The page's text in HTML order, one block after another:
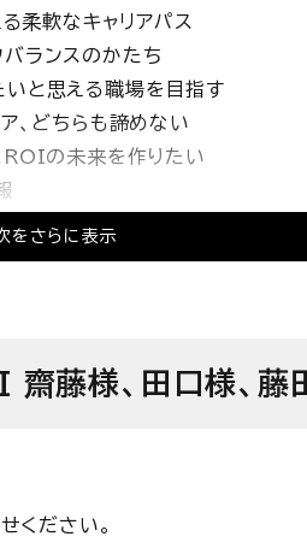
をさらに表示
柔軟なキャリアパス
ランスのかたち
と思える職場を目指す
、どちらも諦めない
の未来を作りたい
藤様、田口様、藤
ください。